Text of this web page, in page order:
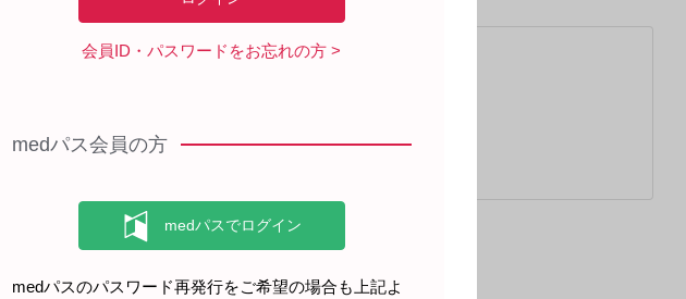
会員ID・パスワードをお忘れの方
medパス会員の方
medパスのパスワード再発行をご希望の場合も上記よ